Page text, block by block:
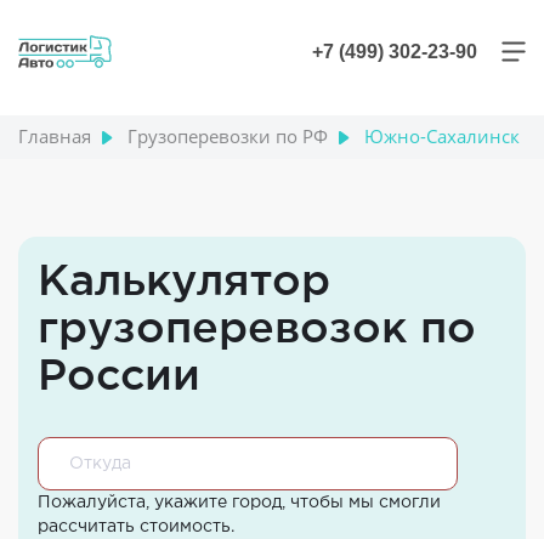
+7 (499) 302-23-90
Главная Грузоперевозки по РФ Южно-Сахалинск
Калькулятор
грузоперевозок по
России
Пожалуйста, укажите город, чтобы мы смогли
рассчитать стоимость.